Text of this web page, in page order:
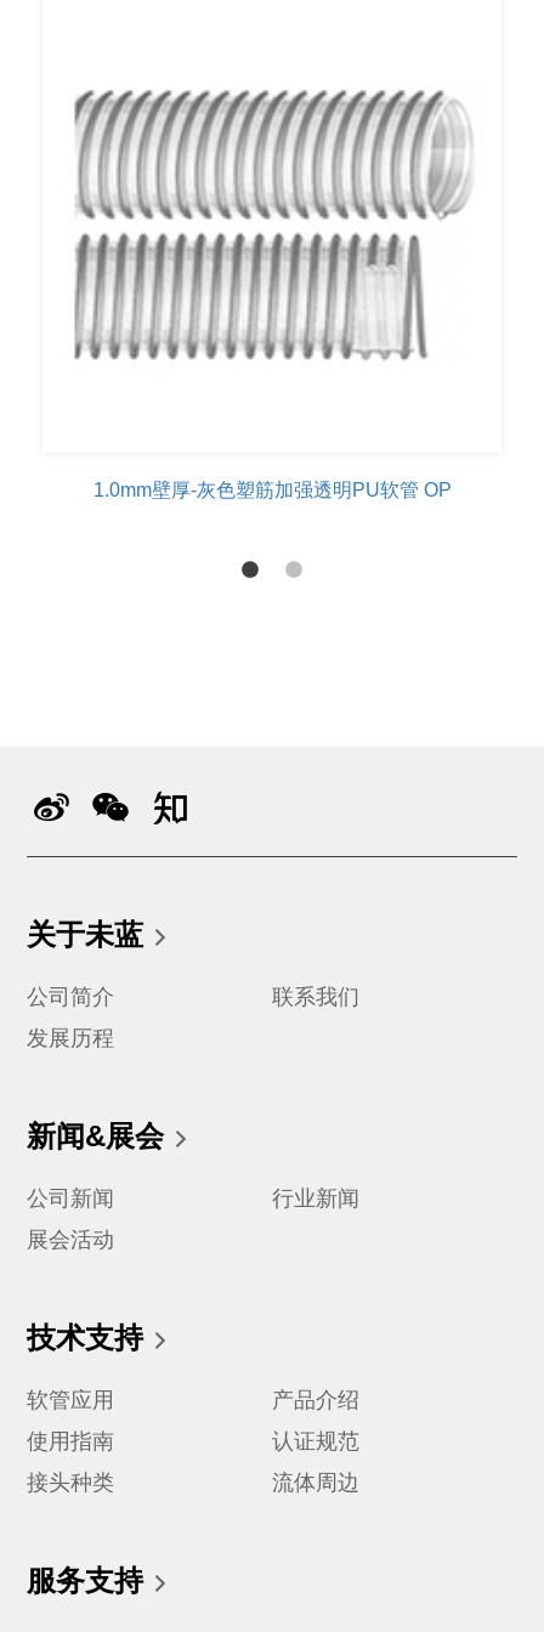
1.0mm壁厚-灰色塑筋加强透明PU软管 OP
关于未蓝
公司简介
联系我们
发展历程
新闻&展会
公司新闻
行业新闻
展会活动
技术支持
软管应用
产品介绍
使用指南
认证规范
接头种类
流体周边
服务支持